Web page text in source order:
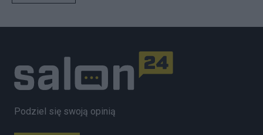
Podziel się swoją opinią